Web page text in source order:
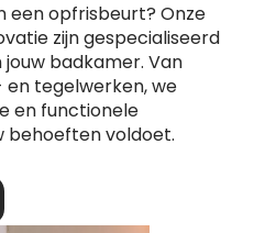
een opfrisbeurt? Onze
zijn gespecialiseerd
badkamer. Van
tegelwerken, we
en functionele
behoeften voldoet.